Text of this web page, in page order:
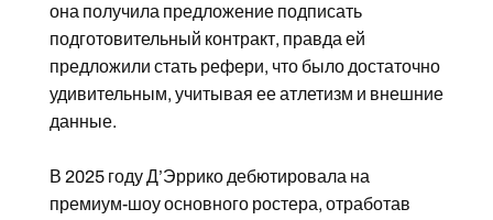
она получила предложение подписать
подготовительный контракт, правда ей
предложили стать рефери, что было достаточно
удивительным, учитывая ее атлетизм и внешние
данные.
В 2025 году Д’Эррико дебютировала на
премиум-шоу основного ростера, отработав